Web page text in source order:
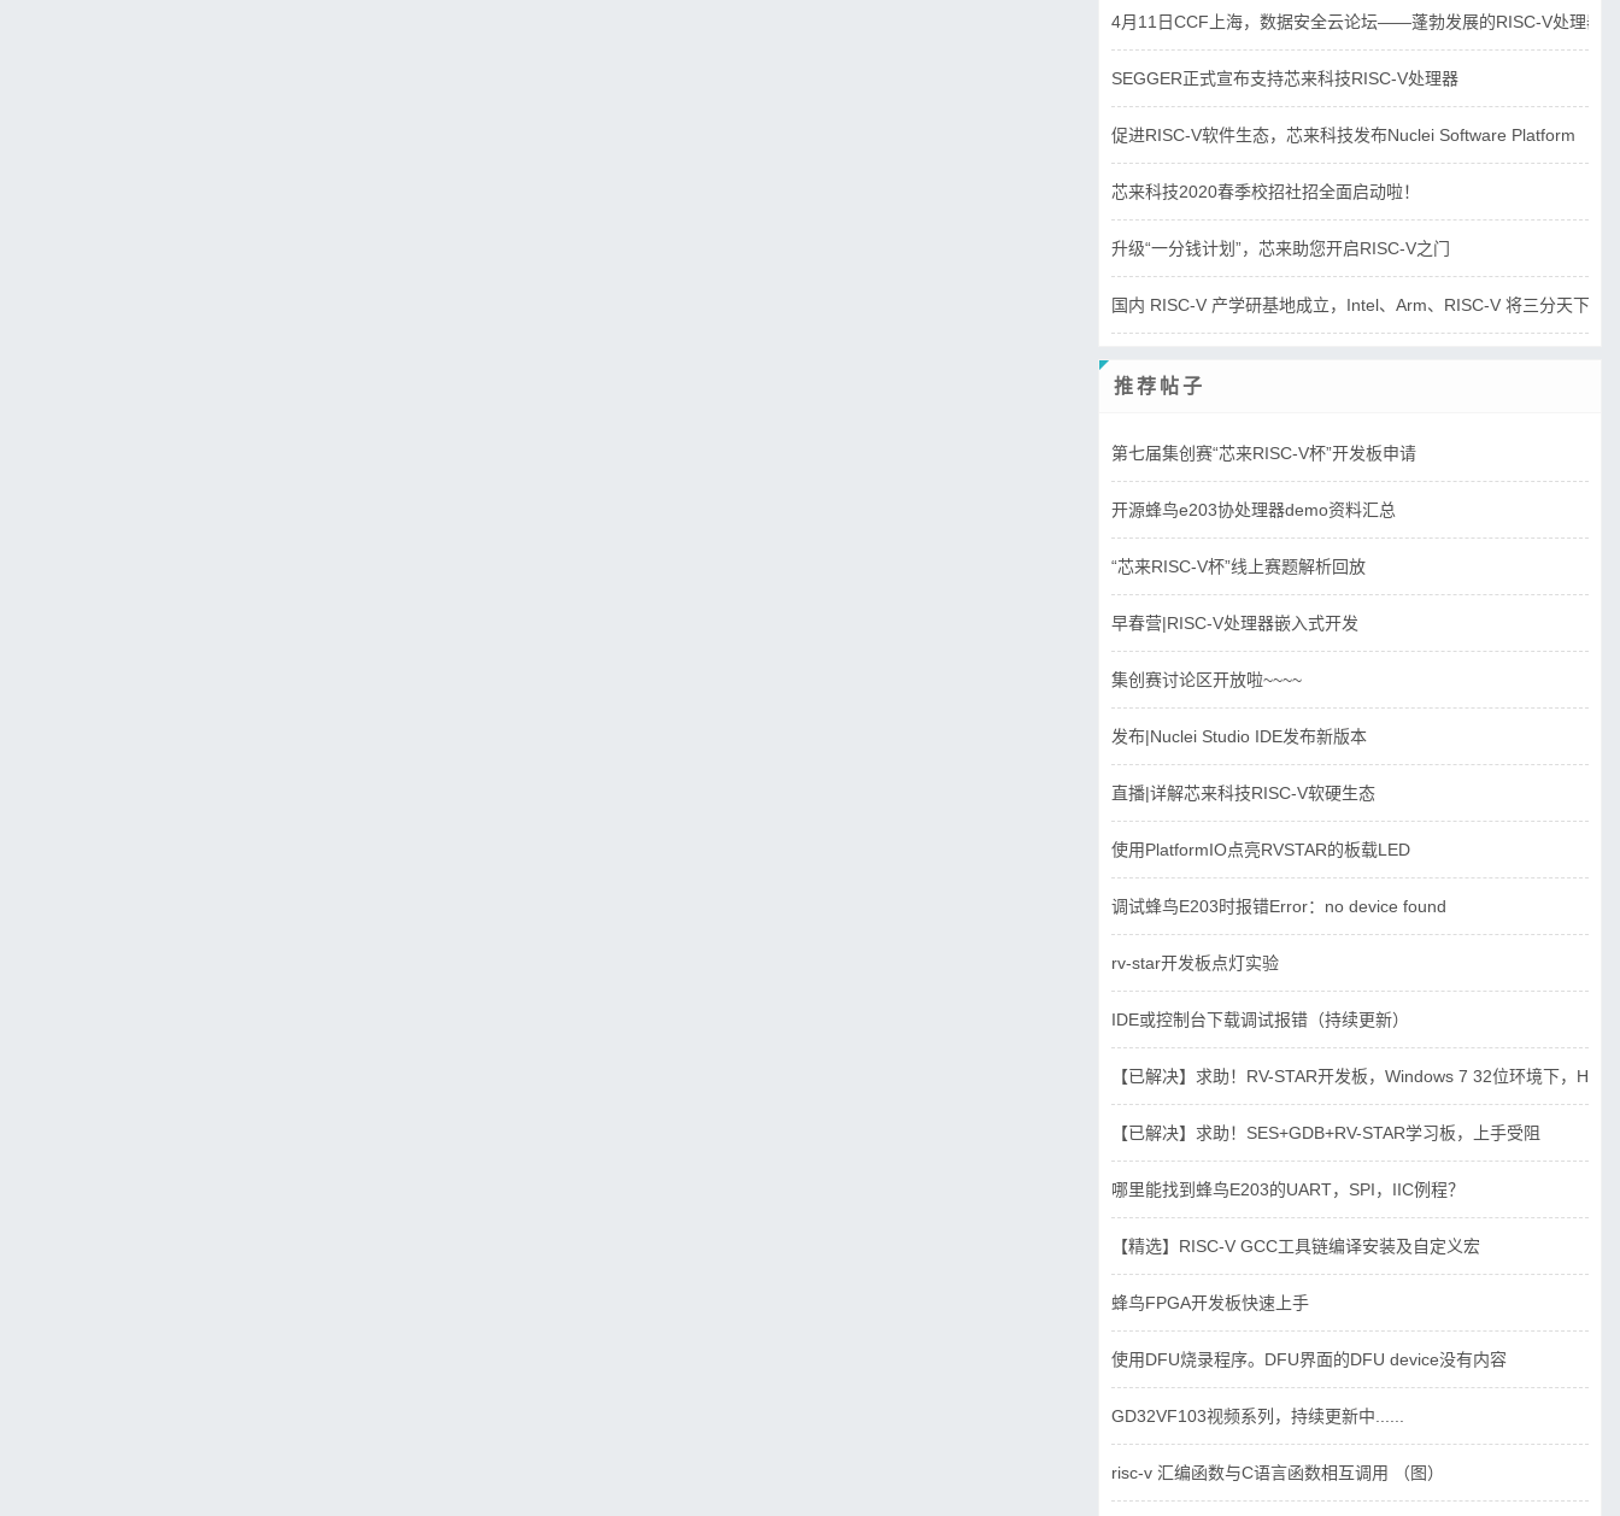
4月11日CCF上海，数据安全云论坛——蓬勃发展的RISC-V处理器
SEGGER正式宣布支持芯来科技RISC-V处理器
促进RISC-V软件生态，芯来科技发布Nuclei Software Platform
芯来科技2020春季校招社招全面启动啦！
升级“一分钱计划”，芯来助您开启RISC-V之门
国内 RISC-V 产学研基地成立，Intel、Arm、RISC-V 将三分天下？
推荐帖子
第七届集创赛“芯来RISC-V杯”开发板申请
开源蜂鸟e203协处理器demo资料汇总
“芯来RISC-V杯”线上赛题解析回放
早春营|RISC-V处理器嵌入式开发
集创赛讨论区开放啦~~~~
发布|Nuclei Studio IDE发布新版本
直播|详解芯来科技RISC-V软硬生态
使用PlatformIO点亮RVSTAR的板载LED
调试蜂鸟E203时报错Error：no device found
rv-star开发板点灯实验
IDE或控制台下载调试报错（持续更新）
【已解决】求助！RV-STAR开发板，Windows 7 32位环境下，
【已解决】求助！SES+GDB+RV-STAR学习板，上手受阻
哪里能找到蜂鸟E203的UART，SPI，IIC例程？
【精选】RISC-V GCC工具链编译安装及自定义宏
蜂鸟FPGA开发板快速上手
使用DFU烧录程序。DFU界面的DFU device没有内容
GD32VF103视频系列，持续更新中......
risc-v 汇编函数与C语言函数相互调用 （图）